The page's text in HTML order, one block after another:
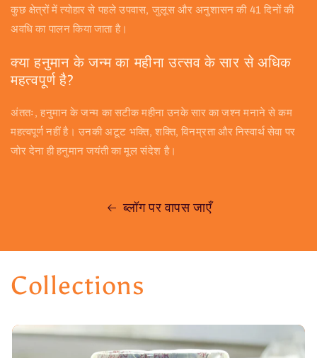
कुछ क्षेत्रों में त्योहार से पहले उपवास, जुलूस और अनुशासन की 41 दिनों की
अवधि का पालन किया जाता है।
क्या हनुमान के जन्म का महीना उत्सव के सार से अधिक
महत्वपूर्ण है?
अंततः, हनुमान के जन्म का सटीक महीना उनके सार का जश्न मनाने से कम
महत्वपूर्ण नहीं है। उनकी अटूट भक्ति, शक्ति, विनम्रता और निस्वार्थ सेवा पर
जोर देना ही हनुमान जयंती का मूल संदेश है।
ब्लॉग पर वापस जाएँ
Collections